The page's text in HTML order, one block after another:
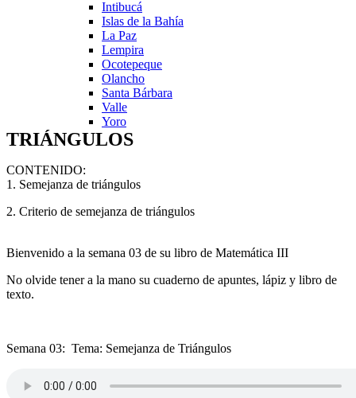
Intibucá
Islas de la Bahía
La Paz
Lempira
Ocotepeque
Olancho
Santa Bárbara
Valle
Yoro
TRIÁNGULOS
CONTENIDO:
1. Semejanza de triángulos
2. Criterio de semejanza de triángulos
Bienvenido a la semana 03 de su libro de Matemática III
No olvide tener a la mano su cuaderno de apuntes, lápiz y libro de
texto.
Semana 03: Tema: Semejanza de Triángulos